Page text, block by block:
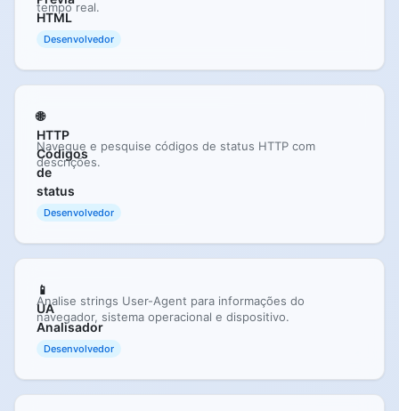
HTML
tempo real.
Desenvolvedor
🌐
HTTP
Códigos
de
status
Navegue e pesquise códigos de status HTTP com
descrições.
Desenvolvedor
📱
UA
Analisador
Analise strings User-Agent para informações do
navegador, sistema operacional e dispositivo.
Desenvolvedor